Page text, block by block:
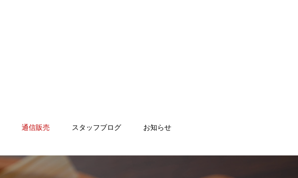
通信販売 スタッフブログ お知らせ